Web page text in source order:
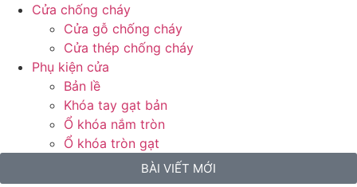
Cửa chống cháy
Cửa gỗ chống cháy
Cửa thép chống cháy
Phụ kiện cửa
Bản lề
Khóa tay gạt bản
Ổ khóa nắm tròn
Ổ khóa tròn gạt
BÀI VIẾT MỚI